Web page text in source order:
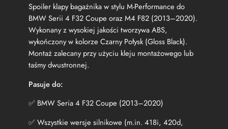
a
K
l
a
p
y
B
M
W
F
3
2
Spoiler klapy bagażnika w stylu M-Performance do
BMW Serii 4 F32 Coupe oraz M4 F82 (2013–2020).
Wykonany z wysokiej jakości tworzywa ABS,
wykończony w kolorze Czarny Połysk (Gloss Black).
Montaż zalecany przy użyciu kleju montażowego lub
taśmy dwustronnej.
Pasuje do:
✅ BMW Seria 4 F32 Coupe (2013–2020)
✅ Wszystkie wersje silnikowe (m.in. 418i, 420d,